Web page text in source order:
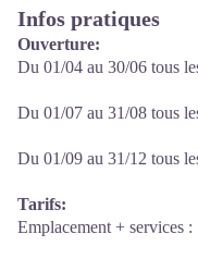
Infos pratiques
Ouverture:
Du 01/04 au 30/06 tous
Du 01/07 au 31/08 tous
Du 01/09 au 31/12 tous
Tarifs:
Emplacement + services